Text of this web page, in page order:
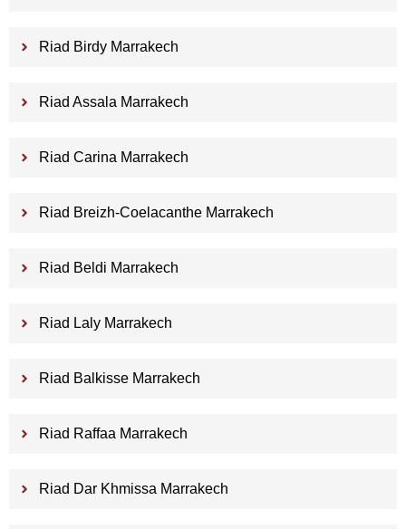
Riad Birdy Marrakech
Riad Assala Marrakech
Riad Carina Marrakech
Riad Breizh-Coelacanthe Marrakech
Riad Beldi Marrakech
Riad Laly Marrakech
Riad Balkisse Marrakech
Riad Raffaa Marrakech
Riad Dar Khmissa Marrakech